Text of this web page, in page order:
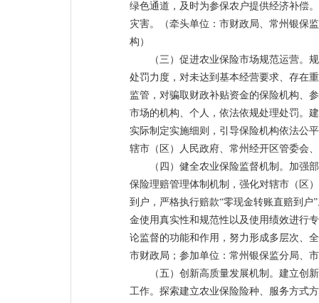
绿色通道，及时为参保农户提供经济补偿
灾害。（牵头单位：市财政局、常州银保
构）
（三）促进农业保险市场规范运营。
处罚力度，对未达到基本经营要求、存在
监管，对骗取财政补贴资金的保险机构、
市场的机构、个人，依法依规处理处罚。
实际制定实施细则，引导保险机构依法公
辖市（区）人民政府、常州经开区管委会
（四）健全农业保险监督机制。加强
保险理赔管理体制机制，强化对辖市（区
到户，严格执行赔款“零现金转账直赔到
金使用真实性和规范性以及使用绩效进行
论监督的功能和作用，努力形成多层次、
市财政局；参加单位：常州银保监分局、
（五）创新高质量发展机制。建立创
工作。探索建立农业保险险种、服务方式